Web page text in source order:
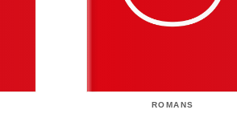
ROMANS